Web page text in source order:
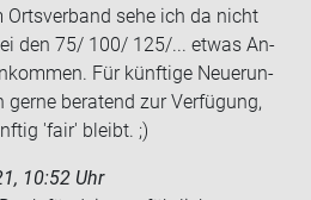
Orts­ver­band sehe ich da nicht
den 75/ 100/ 125/... etwas An­
Für künf­ti­ge Neue­run­
be­ra­tend zur Ver­fü­gung,
'fair' bleibt. ;)
10:52 Uhr